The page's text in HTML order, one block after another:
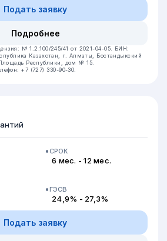
Подать заявку
Подробнее
№ 1.2.100/245/41 от 2021-04-05. БИН:
Казахстан, г. Алматы, Бостандыкский
Республики, дом № 15.
+7 (727) 330-90-30.
СРОК
6 мес. - 12 мес.
ГЭСВ
24,9% - 27,3%
Подать заявку